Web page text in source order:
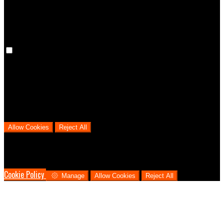
Allow Cookies Reject All
Cookie Policy
Manage Allow Cookies Reject All